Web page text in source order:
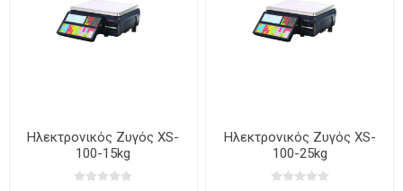
Ηλεκτρονικός Ζυγός XS-
100-15kg
Ηλεκτρονικός Ζυγός XS-
100-25kg